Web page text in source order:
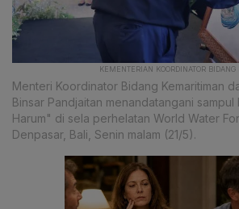
KEMENTERIAN KOORDINATOR
Menteri Koordinator Bidang Kemaritiman
Binsar Pandjaitan menandatangani sampul
Harum" di sela perhelatan World Water
Denpasar, Bali, Senin malam (21/5).